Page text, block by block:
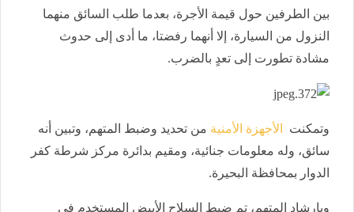
بين الطرفين حول قيمة الأجرة، بعدما طلب السائق منهما
النزول من السيارة، إلا أنهما رفضتا، ما أدى إلى حدوث
مشادة تطورت إلى تعدٍ بالضرب.
وتمكنت الأجهزة الأمنية من تحديد وضبط المتهم، وتبين أنه
سائق، وله معلومات جنائية، ومقيم بدائرة مركز شرطة كفر
الدوار بمحافظة البحيرة.
وبإرشاد المتهم، تم ضبط السلاح الأبيض المستخدم في